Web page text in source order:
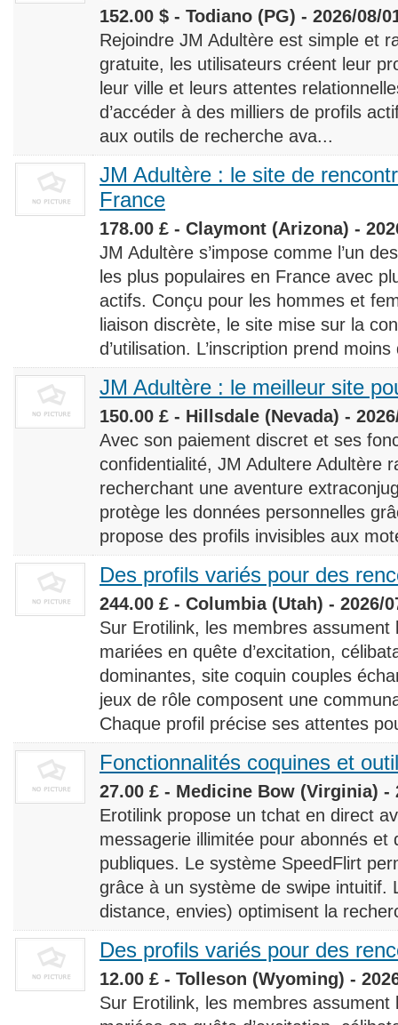
152.00 $ - Todiano (PG) - 2026/08/
Rejoindre JM Adultère est simple et
gratuite, les utilisateurs créent leur
leur ville et leurs attentes
d’accéder à des milliers de profils
aux outils de recherche ava...
JM Adultère : le site de
France
178.00 £ - Claymont (Arizona) -
JM Adultère s’impose comme l’un
les plus populaires en France avec
actifs. Conçu pour les hommes et
liaison discrète, le site mise sur la
d’utilisation. L’inscription prend
JM Adultère : le meilleur site
150.00 £ - Hillsdale (Nevada) -
Avec son paiement discret et ses
confidentialité, JM Adultere Adultère
recherchant une aventure
protège les données personnelles
propose des profils invisibles aux
Des profils variés pour des
244.00 £ - Columbia (Utah) - 2026/
Sur Erotilink, les membres
mariées en quête d’excitation,
dominantes, site coquin couples
jeux de rôle composent une
Chaque profil précise ses attentes
Fonctionnalités coquines et
27.00 £ - Medicine Bow (Virginia) -
Erotilink propose un tchat en direct
messagerie illimitée pour abonnés et
publiques. Le système SpeedFlirt
grâce à un système de swipe intuitif.
distance, envies) optimisent la
Des profils variés pour des
12.00 £ - Tolleson (Wyoming) -
Sur Erotilink, les membres